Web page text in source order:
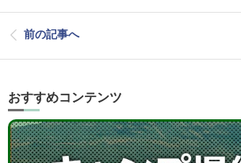
前の記事へ
おすすめコンテンツ